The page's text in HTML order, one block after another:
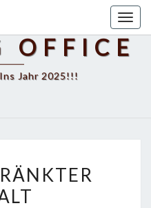
OFFICE
Jahr 2025!!!
INHALT